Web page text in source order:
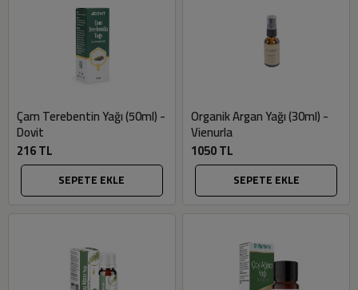
Çam Terebentin Yağı (50ml) -
Dovit
216 TL
SEPETE EKLE
Organik Argan Yağı (30ml) -
Vienurla
1050 TL
SEPETE EKLE